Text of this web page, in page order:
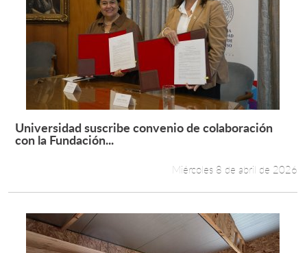
Leer más +
Universidad suscribe convenio de colaboración
con la Fundación...
Miércoles 8 de abril de 2026